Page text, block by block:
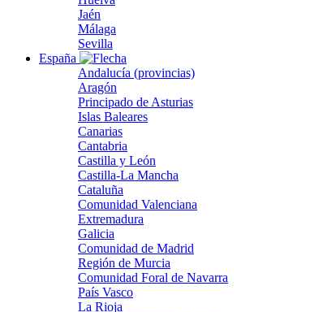
Jaén
Málaga
Sevilla
España
Andalucía (provincias)
Aragón
Principado de Asturias
Islas Baleares
Canarias
Cantabria
Castilla y León
Castilla-La Mancha
Cataluña
Comunidad Valenciana
Extremadura
Galicia
Comunidad de Madrid
Región de Murcia
Comunidad Foral de Navarra
País Vasco
La Rioja